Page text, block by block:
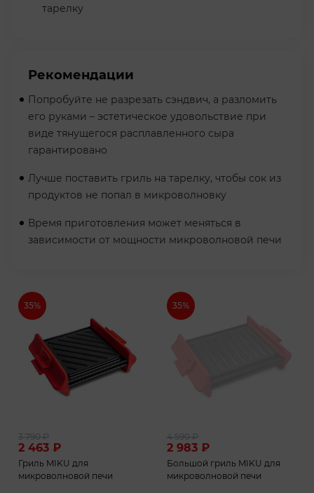
тарелку
Рекомендации
Попробуйте не разрезать сэндвич, а разломить
его руками – эстетическое удовольствие при
виде тянущегося расплавленного сыра
гарантировано
Лучше поставить гриль на тарелку, чтобы сок из
продуктов не попал в микроволновку
Время приготовления может меняться в
зависимости от мощности микроволновой печи
35%
2 463 ₽
3 790₽
Гриль MIKU для
микроволновой печи
35%
2 983 ₽
4 590₽
Большой гриль MIKU для
микроволновой печи